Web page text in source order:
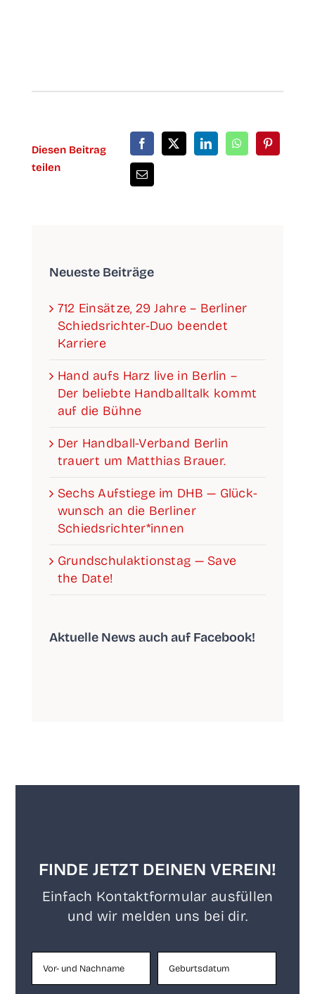
Die­sen Bei­trag
teilen
Neu­es­te Beiträge
712 Ein­sät­ze, 29 Jah­re – Ber­li­ner
Schieds­­­rich­­­ter-Duo been­det
Karriere
Hand aufs Harz live in Ber­lin –
Der belieb­te Hand­ball­talk kommt
auf die Bühne
Der Han­­d­­­ball-Ver­­­­­band Ber­lin
trau­ert um Mat­thi­as Brauer.
Sechs Auf­stie­ge im DHB — Glück­
wunsch an die Ber­li­ner
Schiedsrichter*innen
Grund­schul­ak­ti­ons­tag — Save
the Date!
Aktu­el­le News auch auf Facebook!
FINDE JETZT DEINEN VEREIN!
Ein­fach Kon­takt­for­mu­lar aus­fül­len
und wir mel­den uns bei dir.